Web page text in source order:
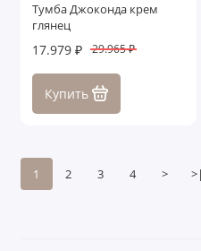
Тумба Джоконда крем
глянец
17.979 ₽ 29.965 ₽
Купить
1 2 3 4 > >|